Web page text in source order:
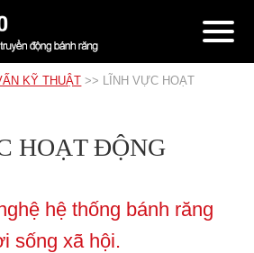
KỸ THUẬT >> LĨNH VỰC HOẠT
HOẠT ĐỘNG
hệ thống bánh răng
sống xã hội.